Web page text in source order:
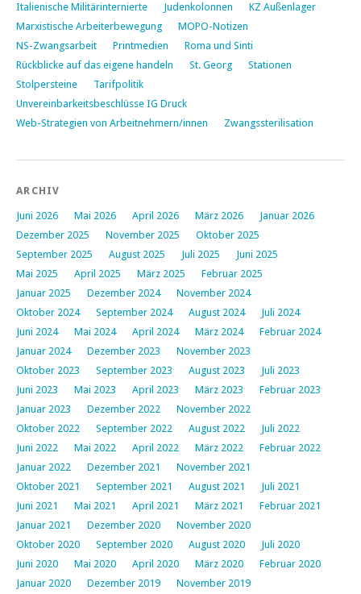
Italienische Militärinternierte
Judenkolonnen
KZ Außenlager
Marxistische Arbeiterbewegung
MOPO-Notizen
NS-Zwangsarbeit
Printmedien
Roma und Sinti
Rückblicke auf das eigene handeln
St. Georg
Stationen
Stolpersteine
Tarifpolitik
Unvereinbarkeitsbeschlüsse IG Druck
Web-Strategien von Arbeitnehmern/innen
Zwangssterilisation
ARCHIV
Juni 2026 Mai 2026 April 2026 März 2026
Januar 2026
Dezember 2025
November 2025
Oktober 2025
September 2025
August 2025 Juli 2025
Juni 2025
Mai 2025
April 2025 März 2025
Februar 2025
Januar 2025
Dezember 2024
November 2024
Oktober 2024
September 2024 August 2024
Juli 2024
Juni 2024
Mai 2024 April 2024 März 2024
Februar 2024
Januar 2024
Dezember 2023
November 2023
Oktober 2023
September 2023 August 2023
Juli 2023
Juni 2023
Mai 2023 April 2023 März 2023
Februar 2023
Januar 2023
Dezember 2022
November 2022
Oktober 2022
September 2022 August 2022
Juli 2022
Juni 2022
Mai 2022 April 2022 März 2022
Februar 2022
Januar 2022
Dezember 2021
November 2021
Oktober 2021
September 2021 August 2021
Juli 2021
Juni 2021
Mai 2021 April 2021 März 2021
Februar 2021
Januar 2021
Dezember 2020
November 2020
Oktober 2020
September 2020 August 2020
Juli 2020
Juni 2020
Mai 2020 April 2020 März 2020
Februar 2020
Januar 2020
Dezember 2019
November 2019